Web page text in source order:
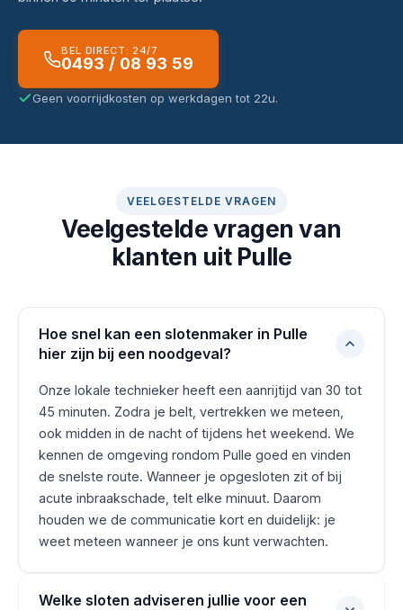
BEL DIRECT: 24/7
0493 / 08 93 59
Geen voorrijdkosten op werkdagen tot 22u.
VEELGESTELDE VRAGEN
Veelgestelde vragen van
klanten uit Pulle
Hoe snel kan een slotenmaker in Pulle
hier zijn bij een noodgeval?
Onze lokale technieker heeft een aanrijtijd van 30 tot
45 minuten. Zodra je belt, vertrekken we meteen,
ook midden in de nacht of tijdens het weekend. We
kennen de omgeving rondom Pulle goed en vinden
de snelste route. Wanneer je opgesloten zit of bij
acute inbraakschade, telt elke minuut. Daarom
houden we de communicatie kort en duidelijk: je
weet meteen wanneer je ons kunt verwachten.
Welke sloten adviseren jullie voor een